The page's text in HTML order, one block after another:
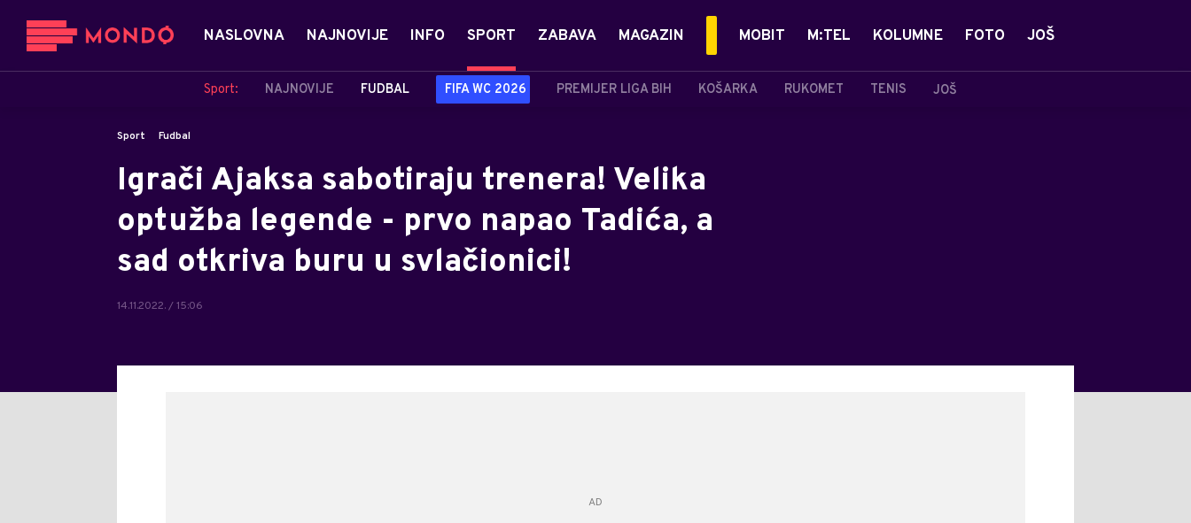
NASLOVNA NAJNOVIJE INFO SPORT
Sport: NAJNOVIJE FUDBAL FIFA WC 2026 PREMIJER LIGA BIH KOŠARKA RUKOMET TENIS JOŠ
ZABAVA MAGAZIN MOBIT M:TEL KOLUMNE FOTO JOŠ
Sport Fudbal
Igrači Ajaksa sabotiraju trenera! Velika
optužba legende - prvo napao Tadića, a
sad otkriva buru u svlačionici!
14.11.2022. / 15:06